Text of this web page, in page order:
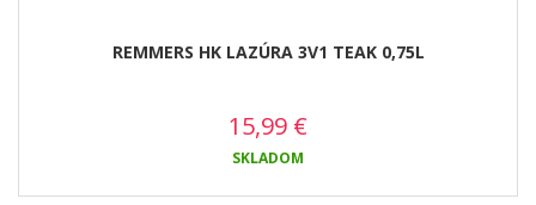
REMMERS HK LAZÚRA 3V1 TEAK 0,75L
15,99 €
SKLADOM